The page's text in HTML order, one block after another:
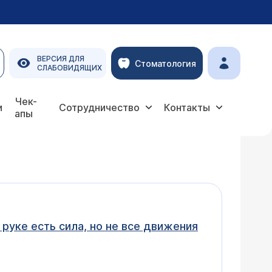
ВЕРСИЯ ДЛЯ
СЛАБОВИДЯЩИХ
Стоматология
Чек-
апы
Сотрудничество Контакты
есть сила, но не все движения